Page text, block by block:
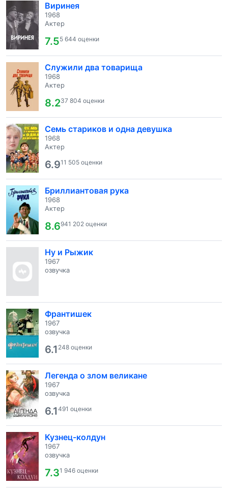
Виринея
1968
Актер
7.55 644 оценки
Служили два товарища
1968
Актер
8.237 804 оценки
Семь стариков и одна девушка
1968
Актер
6.911 505 оценки
Бриллиантовая рука
1968
Актер
8.6941 202 оценки
Ну и Рыжик
1967
озвучка
Франтишек
1967
озвучка
6.1 248 оценки
Легенда о злом великане
1967
озвучка
6.1491 оценки
Кузнец-колдун
1967
озвучка
7.31 946 оценки